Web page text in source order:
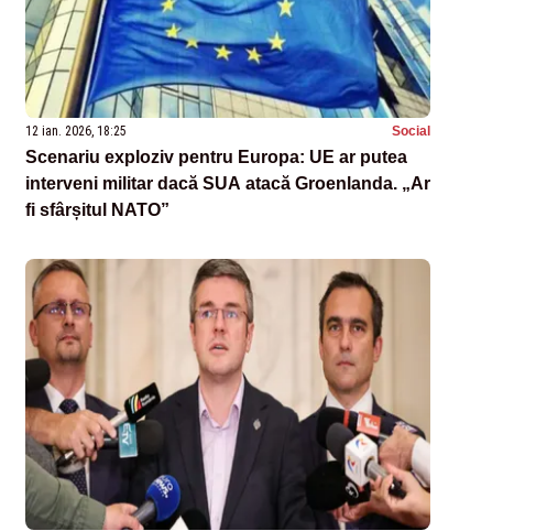
12 ian. 2026, 18:25 Social
Scenariu exploziv pentru Europa: UE ar putea
interveni militar dacă SUA atacă Groenlanda. „Ar
fi sfârșitul NATO”